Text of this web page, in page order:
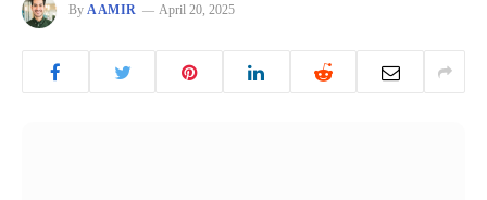
By AAMIR April 20, 2025